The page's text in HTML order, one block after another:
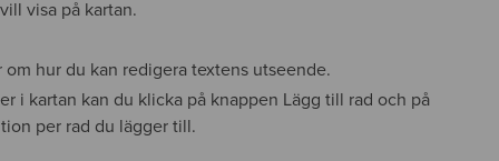
visa på kartan.
hur du kan redigera textens utseende.
i kartan kan du klicka på knappen Lägg till rad och på
per rad du lägger till.